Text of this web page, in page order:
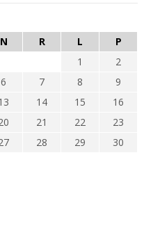
N R L
P
1
2
6 7 8
9
14 15
16
21 22
23
28 29
30